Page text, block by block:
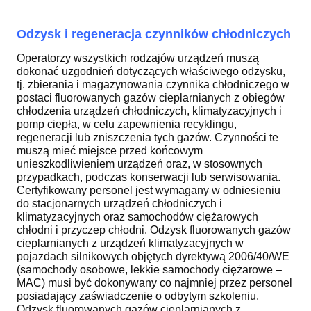
Odzysk i regeneracja czynników chłodniczych
Operatorzy wszystkich rodzajów urządzeń muszą
dokonać uzgodnień dotyczących właściwego odzysku,
tj. zbierania i magazynowania czynnika chłodniczego w
postaci fluorowanych gazów cieplarnianych z obiegów
chłodzenia urządzeń chłodniczych, klimatyzacyjnych i
pomp ciepła, w celu zapewnienia recyklingu,
regeneracji lub zniszczenia tych gazów. Czynności te
muszą mieć miejsce przed końcowym
unieszkodliwieniem urządzeń oraz, w stosownych
przypadkach, podczas konserwacji lub serwisowania.
Certyfikowany personel jest wymagany w odniesieniu
do stacjonarnych urządzeń chłodniczych i
klimatyzacyjnych oraz samochodów ciężarowych
chłodni i przyczep chłodni. Odzysk fluorowanych gazów
cieplarnianych z urządzeń klimatyzacyjnych w
pojazdach silnikowych objętych dyrektywą 2006/40/WE
(samochody osobowe, lekkie samochody ciężarowe –
MAC) musi być dokonywany co najmniej przez personel
posiadający zaświadczenie o odbytym szkoleniu.